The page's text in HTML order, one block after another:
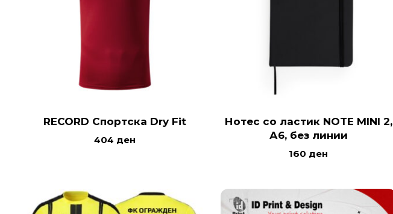
RECORD Спортска Dry Fit
404 ден
Нотес со ластик NOTE MINI 2,
А6, без линии
160 ден